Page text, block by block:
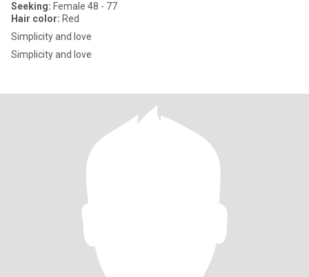
Seeking: Female 48 - 77
Hair color: Red
Simplicity and love
Simplicity and love